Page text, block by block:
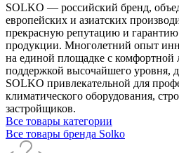
SOLKO — российский бренд,
европейских и азиатских
прекрасную репутацию и гарантию
продукции. Многолетний опыт
на единой площадке с комфортной
поддержкой высочайшего уровня,
SOLKO привлекательной для
климатического оборудования,
застройщиков.
Все товары категории
Все товары бренда Solko